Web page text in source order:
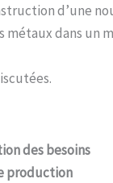
d’une
dans un
des besoins
production